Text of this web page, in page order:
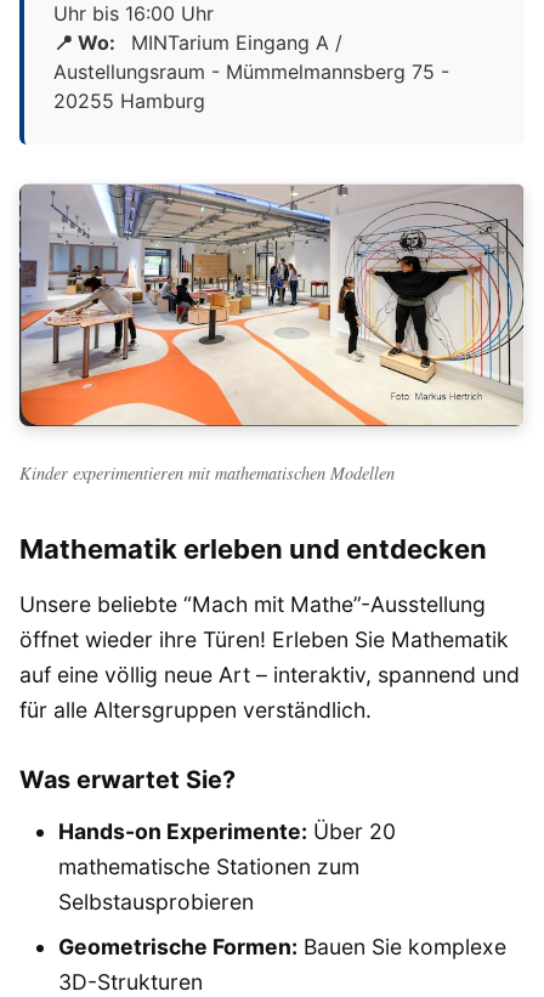
Uhr bis 16:00 Uhr
📍 Wo:
MINTarium Eingang A /
Austellungsraum - Mümmelmannsberg 75 -
20255 Hamburg
Kinder experimentieren mit mathematischen Modellen
Mathematik erleben und entdecken
Unsere beliebte “Mach mit Mathe”-Ausstellung
öffnet wieder ihre Türen! Erleben Sie Mathematik
auf eine völlig neue Art – interaktiv, spannend und
für alle Altersgruppen verständlich.
Was erwartet Sie?
Hands-on Experimente: Über 20
mathematische Stationen zum
Selbstausprobieren
Geometrische Formen: Bauen Sie komplexe
3D-Strukturen